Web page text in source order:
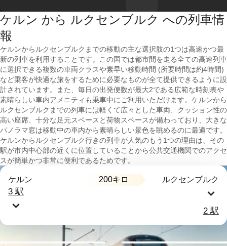
ケルン から ルクセンブルク への列車情
報
ケルンからルクセンブルクまでの移動の主な選択肢の1つは高速かつ最
新の列車を利用することです。この国では都市間を走る全ての高速列車
に選択できる複数の車両クラスや素早い移動時間 (所要時間は約4時間)
など乗客が快適な旅をするために必要なものが全て提供できるように設
計されています。また、毎日の出発便数が最大2である広範な時刻表や
素晴らしい車内アメニティも乗車中にご利用いただけます。ケルンから
ルクセンブルクまでの列車には軽くて広々とした車両、クッション性の
高い座席、十分な足元スペースと荷物スペースが備わっており、大きな
パノラマ窓は移動中の車内から素晴らしい景色を眺めるのに最適です。
ケルンからルクセンブルク行きの列車が人気のもう1つの理由は、その
駅が市内中心部の近くに位置していることから公共交通機関でのアクセ
スが簡単かつ非常に便利であるためです。
ケルン 200キロ ルクセンブルク
3 駅
2 駅